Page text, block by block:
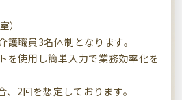
）
護職員3名体制となります。
を使用し簡単入力で業務効率化を
、2回を想定しております。